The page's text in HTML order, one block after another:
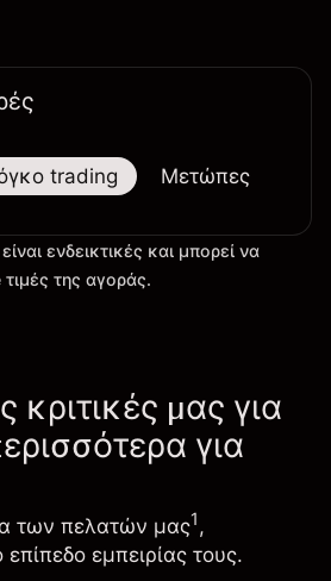
trading Μετώπες
ενδεικτικές και μπορεί να
της αγοράς.
κριτικές μας για
για
των πελατών μας1,
εμπειρίας τους.